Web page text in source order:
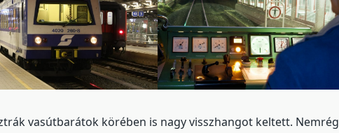
vasútbarátok körében is nagy visszhangot keltett. Nemrég